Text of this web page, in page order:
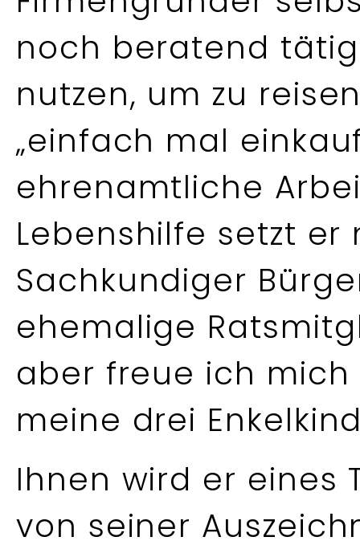
noch beratend
nutzen, um zu
„einfach mal
ehrenamtliche
Lebenshilfe setzt
Sachkundiger
ehemalige
aber freue ich
meine drei
Ihnen wird er eines
von seiner